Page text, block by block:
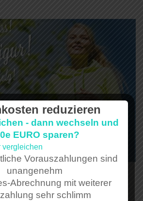
reduzieren
- dann wechseln und
EURO sparen?
Vorauszahlungen sind
unangenehm
Abrechnung mit weiterer
sehr schlimm